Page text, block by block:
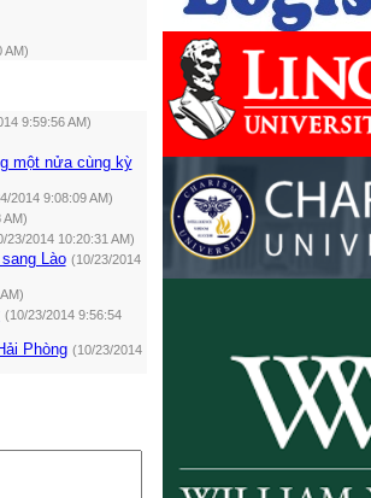
AM)
9:59:56 AM)
một nửa cùng kỳ
2014 9:08:09 AM)
AM)
23/2014 10:20:31 AM)
Lào (10/23/2014
(10/23/2014 9:56:54
Phòng (10/23/2014